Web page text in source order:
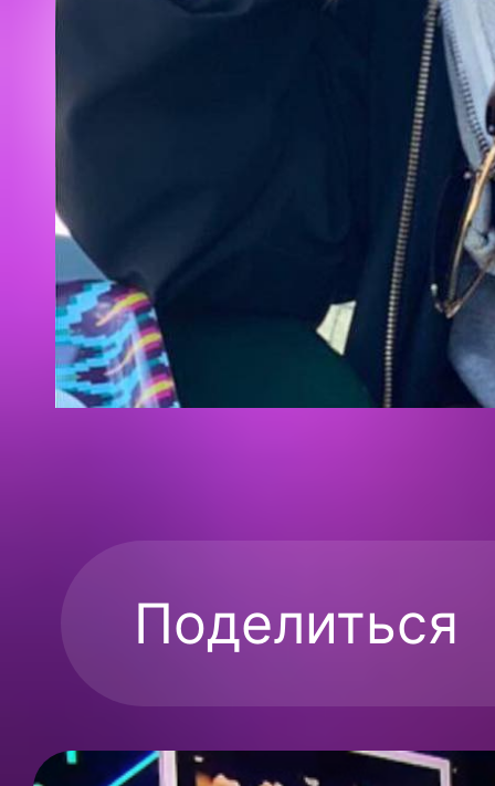
Поделиться